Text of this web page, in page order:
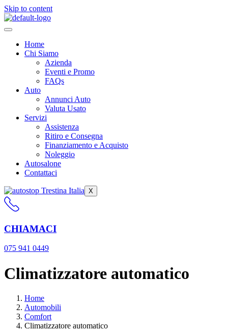
Skip to content
Home
Chi Siamo
Azienda
Eventi e Promo
FAQs
Auto
Annunci Auto
Valuta Usato
Servizi
Assistenza
Ritiro e Consegna
Finanziamento e Acquisto
Noleggio
Autosalone
Contattaci
X
CHIAMACI
075 941 0449
Climatizzatore automatico
Home
Automobili
Comfort
Climatizzatore automatico